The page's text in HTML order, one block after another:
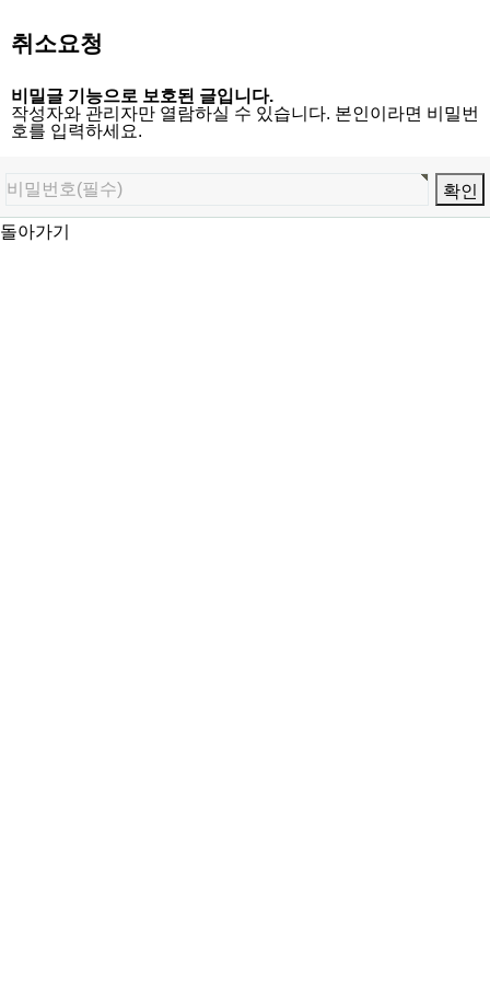
취소요청
비밀글 기능으로 보호된 글입니다.
작성자와 관리자만 열람하실 수 있습니다. 본인이라면 비밀번
호를 입력하세요.
돌아가기